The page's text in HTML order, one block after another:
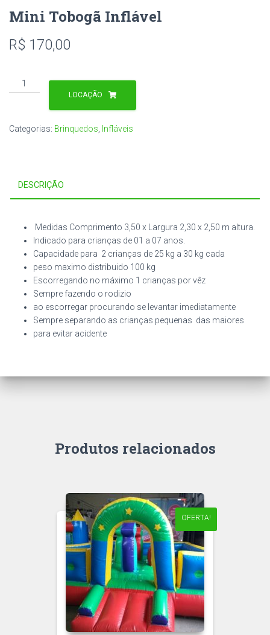
Mini Tobogã Inflável
R$ 170,00
Mini
Tobogã
LOCAÇÃO
Categorias: Brinquedos Infláveis
DESCRIÇÃO
Medidas Comprimento 3,50 x Largura 2,30 x 2,50 m altura.
Indicado para crianças de 01 a 07 anos.
Capacidade para 2 crianças de 25 kg a 30 kg cada
peso maximo distribuido 100 kg
Escorregando no máximo 1 crianças por vêz
Sempre fazendo o rodizio
ao escorregar procurando se levantar imediatamente
Sempre separando as crianças pequenas das maiores
para evitar acidente
Produtos relacionados
OFERTA!